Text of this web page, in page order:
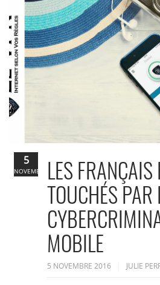
LES
TOUCHÉS PAR
MOBILE
5 NOVEMBRE 2016 JULIE
5
NOVEMBRE